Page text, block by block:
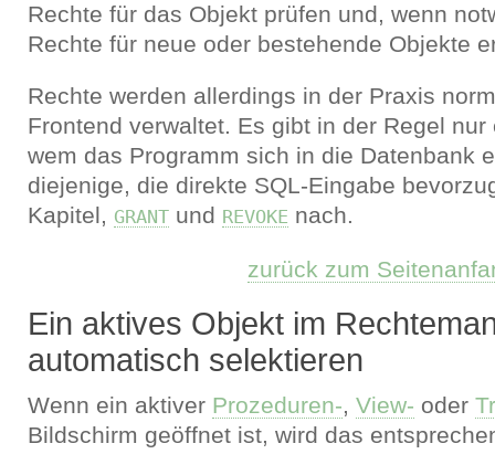
Rechte für das Objekt prüfen und, wenn
Rechte für neue oder bestehende Objekte
Rechte werden allerdings in der Praxis
Frontend verwaltet. Es gibt in der Regel
wem das Programm sich in die Datenbank
diejenige, die direkte SQL-Eingabe
Kapitel, GRANTund REVOKE nach.
zurück zum
Ein aktives Objekt im
automatisch selektieren
Wenn ein aktiver Prozeduren-, View- oder
Bildschirm geöffnet ist, wird das